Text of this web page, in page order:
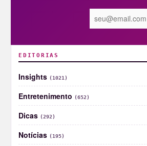
EDITORIAS
Insights (1021)
Entretenimento (652)
Dicas (292)
Notícias (195)